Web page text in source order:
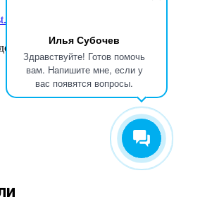
Илья Субочев
Здравствуйте! Готов помочь
вам. Напишите мне, если у
вас появятся вопросы.
18:00